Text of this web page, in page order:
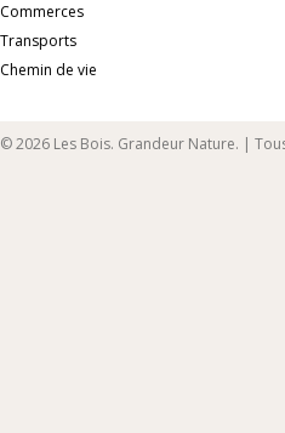
Commerces
Transports
Chemin de vie
© 2026 Les Bois. Grandeur Nature. |